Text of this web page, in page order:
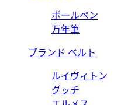
ボールペン
万年筆
ブランド ベルト
ルイヴィトン
グッチ